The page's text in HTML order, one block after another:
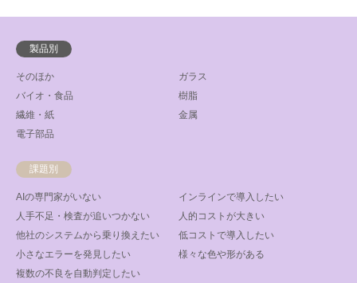
製品別
そのほか
ガラス
バイオ・食品
樹脂
繊維・紙
金属
電子部品
課題別
AIの専門家がいない
インラインで導入したい
人手不足・検査が追いつかない
人的コストが大きい
他社のシステムから乗り換えたい
低コストで導入したい
小さなエラーを発見したい
様々な色や形がある
複数の不良を自動判定したい